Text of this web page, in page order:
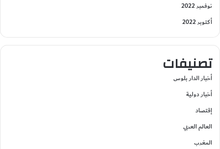
نوفمبر 2022
أكتوبر 2022
تصنيفات
أخبار الدار بلوس
أخبار دولية
إقتصاد
العالم العربي
المغرب